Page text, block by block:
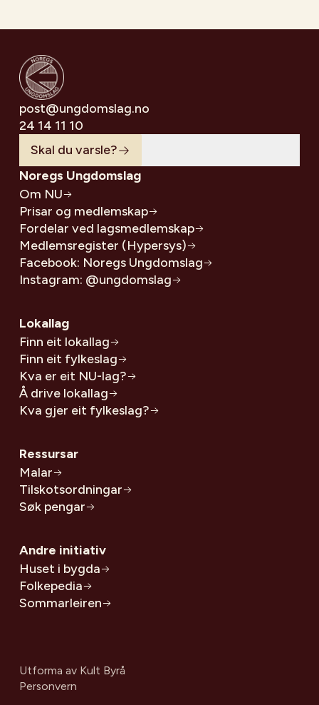
post@ungdomslag.no
24 14 11 10
Skal du varsle?
Noregs Ungdomslag
Om NU
Prisar og medlemskap
Fordelar ved lagsmedlemskap
Medlemsregister (Hypersys)
Facebook: Noregs Ungdomslag
Instagram: @ungdomslag
Lokallag
Finn eit lokallag
Finn eit fylkeslag
Kva er eit NU-lag?
Å drive lokallag
Kva gjer eit fylkeslag?
Ressursar
Malar
Tilskotsordningar
Søk pengar
Andre initiativ
Huset i bygda
Folkepedia
Sommarleiren
Utforma av Kult Byrå
Personvern